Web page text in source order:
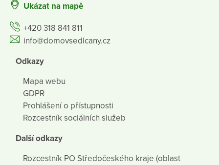
Ukázat na mapě
+420 318 841 811
info@domovsedlcany.cz
Odkazy
Mapa webu
GDPR
Prohlášení o přístupnosti
Rozcestník sociálních služeb
Další odkazy
Rozcestník PO Středočeského kraje (oblast